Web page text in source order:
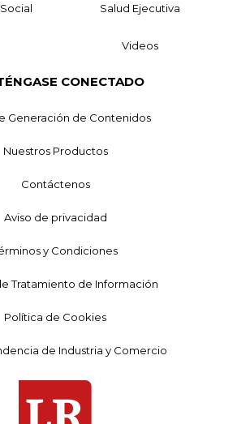
Salud Ejecutiva
Videos
CONECTADO
Generación de Contenidos
Nuestros Productos
Contáctenos
Aviso de privacidad
y Condiciones
Tratamiento de Información
Política de Cookies
de Industria y Comercio